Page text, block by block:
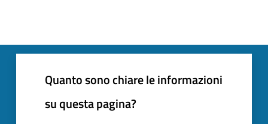
Quanto sono chiare le informazioni
su questa pagina?